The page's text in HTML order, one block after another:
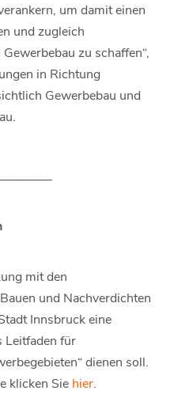
um damit einen
und zugleich
zu schaffen“,
in Richtung
Gewerbebau und
mit den
und Nachverdichten
Innsbruck eine
Leitfaden für
dienen soll.
klicken Sie hier